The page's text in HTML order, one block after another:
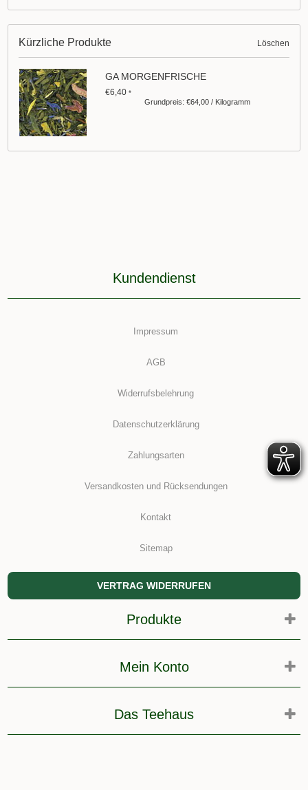
Kürzliche Produkte Löschen
GA MORGENFRISCHE
€6,40*
Grundpreis: €64,00 / Kilogramm
Kundendienst
Impressum
AGB
Widerrufsbelehrung
Datenschutzerklärung
Zahlungsarten
Versandkosten und Rücksendungen
Kontakt
Sitemap
VERTRAG WIDERRUFEN
Produkte
Mein Konto
Das Teehaus